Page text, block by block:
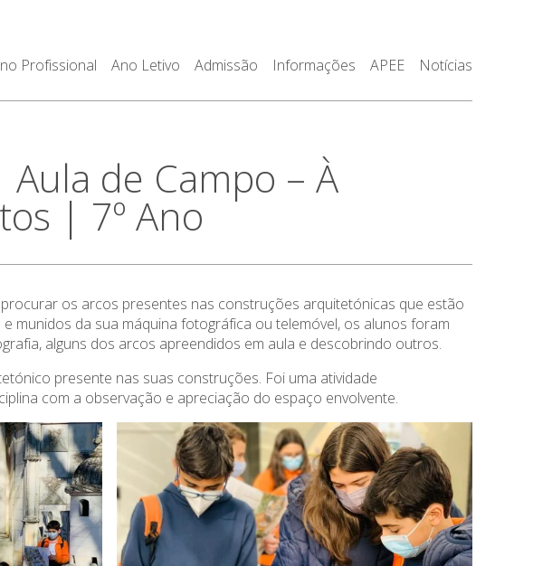
Profissional Ano Letivo Admissão Informações APEE Notícias
Aula de Campo – À
| 7º Ano
os arcos presentes nas construções arquitetónicas que estão
munidos da sua máquina fotográfica ou telemóvel, os alunos foram
alguns dos arcos apreendidos em aula e descobrindo outros.
presente nas suas construções. Foi uma atividade
com a observação e apreciação do espaço envolvente.